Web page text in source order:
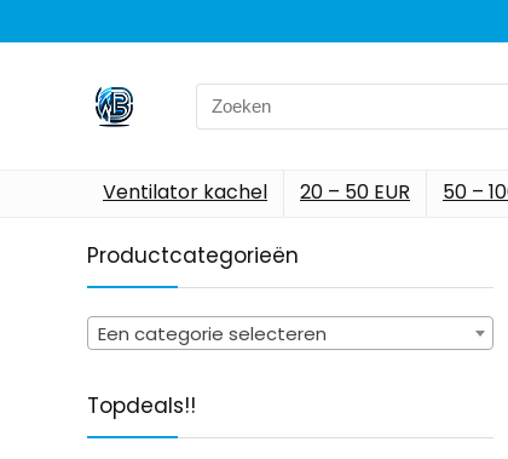
Search
for:
Ventilator kachel 20 – 50 EUR 50 –
Productcategorieën
Een categorie selecteren
Topdeals!!